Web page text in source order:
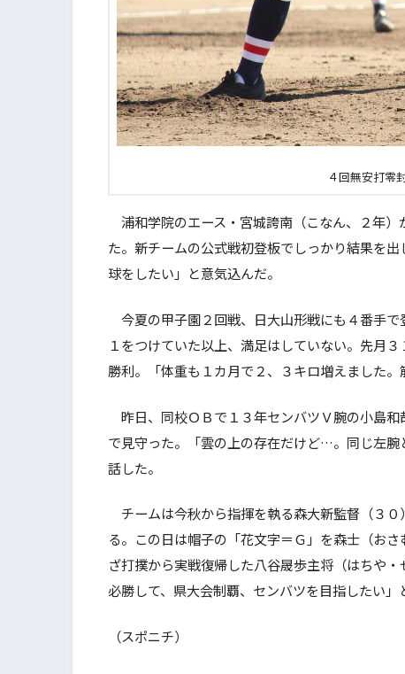
４回無安打零
浦和学院のエース・宮城誇南（こなん、２年
た。新チームの公式戦初登板でしっかり結果を
球をしたい」と意気込んだ。
今夏の甲子園２回戦、日大山形戦にも４番手
１をつけていた以上、満足はしていない。先月
勝利。「体重も１カ月で２、３キロ増えました。
昨日、同校ＯＢで１３年センバツＶ腕の小島
で見守った。「雲の上の存在だけど…。同じ左
話した。
チームは今秋から指揮を執る森大新監督（３
る。この日は帽子の「花文字＝Ｇ」を森士（お
ざ打撲から実戦復帰した八谷晟歩主将（はちや
必勝して、県大会制覇、センバツを目指したい」
（スポニチ）